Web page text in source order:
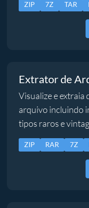
ZIP 7Z TAR
Extrator de
Visualize e extraia
arquivo incluindo
tipos raros e
ZIP RAR 7Z